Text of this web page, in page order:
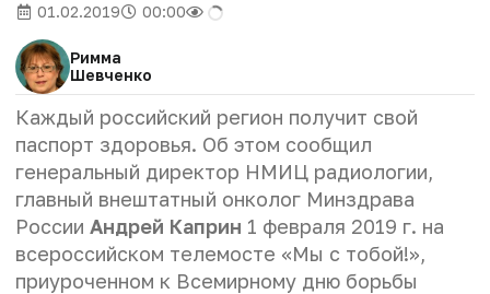
01.02.2019 00:00
Римма
Шевченко
Каждый российский регион получит свой
паспорт здоровья. Об этом сообщил
генеральный директор НМИЦ радиологии,
главный внештатный онколог Минздрава
России Андрей Каприн 1 февраля 2019 г. на
всероссийском телемосте «Мы с тобой!»,
приуроченном к Всемирному дню борьбы